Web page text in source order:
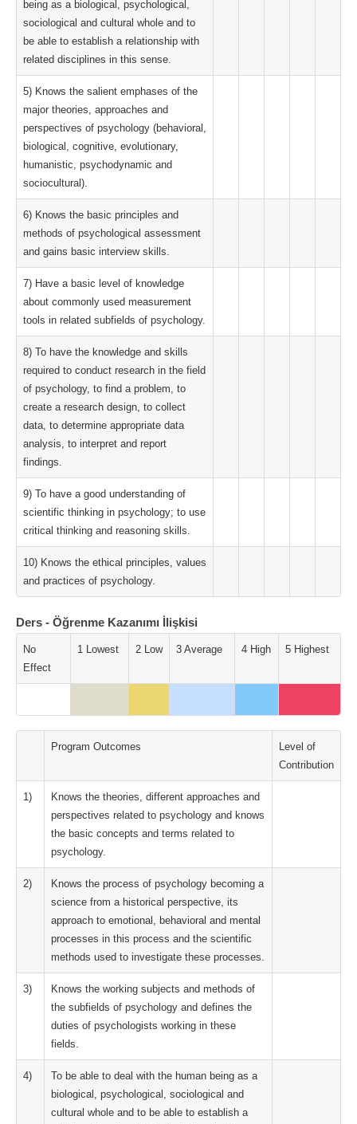
being as a biological, psychological,
sociological and cultural whole and to
be able to establish a relationship with
related disciplines in this sense.
5) Knows the salient emphases of the
major theories, approaches and
perspectives of psychology (behavioral,
biological, cognitive, evolutionary,
humanistic, psychodynamic and
sociocultural).
6) Knows the basic principles and
methods of psychological assessment
and gains basic interview skills.
7) Have a basic level of knowledge
about commonly used measurement
tools in related subfields of psychology.
8) To have the knowledge and skills
required to conduct research in the field
of psychology, to find a problem, to
create a research design, to collect
data, to determine appropriate data
analysis, to interpret and report
findings.
9) To have a good understanding of
scientific thinking in psychology; to use
critical thinking and reasoning skills.
10) Knows the ethical principles, values
and practices of psychology.
Ders - Öğrenme Kazanımı İlişkisi
No
Effect
1 Lowest 2 Low 3 Average 4 High 5 Highest
Program Outcomes
Level of
Contribution
1)
Knows the theories, different approaches and
perspectives related to psychology and knows
the basic concepts and terms related to
psychology.
2)
Knows the process of psychology becoming a
science from a historical perspective, its
approach to emotional, behavioral and mental
processes in this process and the scientific
methods used to investigate these processes.
3)
Knows the working subjects and methods of
the subfields of psychology and defines the
duties of psychologists working in these
fields.
4)
To be able to deal with the human being as a
biological, psychological, sociological and
cultural whole and to be able to establish a